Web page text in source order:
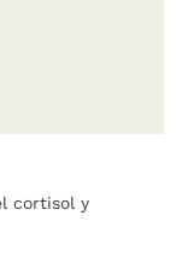
cortisol y